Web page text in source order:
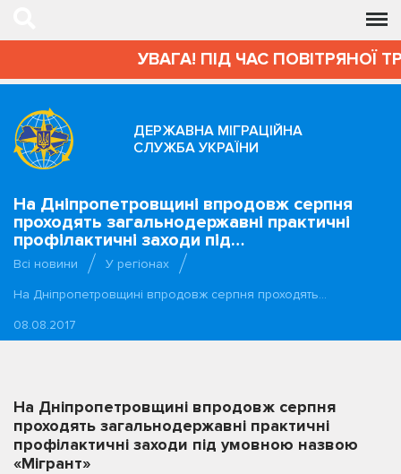
УВАГА! ПІД ЧАС ПОВІТРЯНОЇ
ДЕРЖАВНА МІГРАЦІЙНА
СЛУЖБА УКРАЇНИ
На Дніпропетровщині впродовж серпня
проходять загальнодержавні практичні
профілактичні заходи під…
Всі новини
У регіонах
На Дніпропетровщині впродовж серпня проходять…
08.08.2017
На Дніпропетровщині впродовж серпня
проходять загальнодержавні практичні
профілактичні заходи під умовною назвою
«Мігрант»